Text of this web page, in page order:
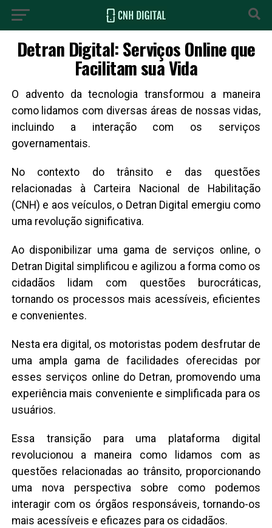
Detran Digital: Serviços Online que
Facilitam sua Vida
O advento da tecnologia transformou a maneira
como lidamos com diversas áreas de nossas vidas,
incluindo a interação com os serviços
governamentais.
No contexto do trânsito e das questões
relacionadas à Carteira Nacional de Habilitação
(CNH) e aos veículos, o Detran Digital emergiu como
uma revolução significativa.
Ao disponibilizar uma gama de serviços online, o
Detran Digital simplificou e agilizou a forma como os
cidadãos lidam com questões burocráticas,
tornando os processos mais acessíveis, eficientes
e convenientes.
Nesta era digital, os motoristas podem desfrutar de
uma ampla gama de facilidades oferecidas por
esses serviços online do Detran, promovendo uma
experiência mais conveniente e simplificada para os
usuários.
Essa transição para uma plataforma digital
revolucionou a maneira como lidamos com as
questões relacionadas ao trânsito, proporcionando
uma nova perspectiva sobre como podemos
interagir com os órgãos responsáveis, tornando-os
mais acessíveis e eficazes para os cidadãos.